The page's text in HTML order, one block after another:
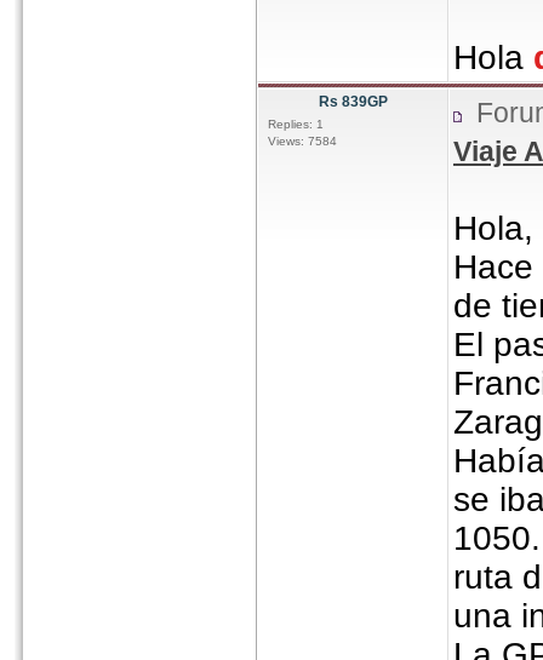
Hola
Rs 839GP
Replies: 1
Views: 7584
Viaje
Hola,
de
El
se
ruta
una